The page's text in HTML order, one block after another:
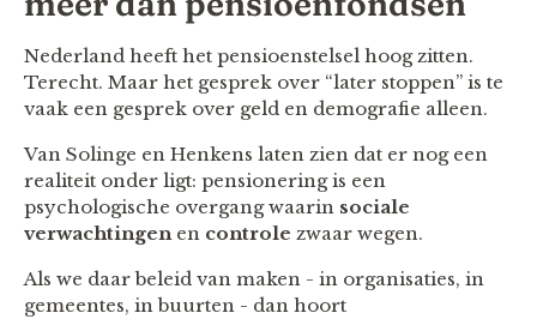
Nederland heeft het pensioenstelsel hoog zitten.
Terecht. Maar het gesprek over “later stoppen” is te
vaak een gesprek over geld en demografie alleen.
Van Solinge en Henkens laten zien dat er nog een
realiteit onder ligt: pensionering is een
psychologische overgang waarin sociale
verwachtingenen controle zwaar wegen.
Als we daar beleid van maken - in organisaties, in
gemeentes, in buurten - dan hoort